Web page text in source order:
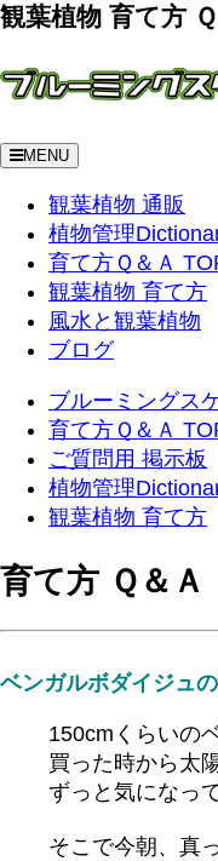
観葉植物 育て方
MENU
観葉植物 通販
植物管理
育て方Ｑ＆Ａ
観葉植物 育て方
風水と観葉植物
ブログ
ブルーミングス
育て方Ｑ＆Ａ
ご質問用 掲示板
植物管理
観葉植物 育て方
育て方 Ｑ＆Ａ
ベンガルボダイジュ
150cmくらいの
買った時から太
ずっと気になっ
そこで今朝、真